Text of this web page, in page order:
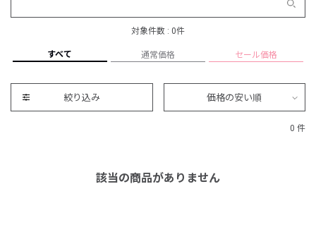
対象件数 : 0件
すべて 通常価格 セール価格
絞り込み 価格の安い順
0 件
該当の商品がありません